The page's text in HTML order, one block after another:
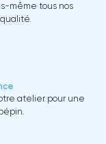
même tous nos
atelier pour une